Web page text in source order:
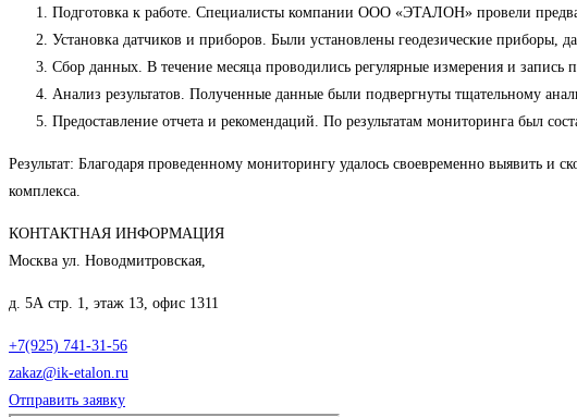
Подготовка к работе. Специалисты компании ООО «ЭТАЛОН» провели
Установка датчиков и приборов. Были установлены геодезические приборы,
Сбор данных. В течение месяца проводились регулярные измерения и запись
Анализ результатов. Полученные данные были подвергнуты тщательному
Предоставление отчета и рекомендаций. По результатам мониторинга был
Результат: Благодаря проведенному мониторингу удалось своевременно выявить и
комплекса.
КОНТАКТНАЯ ИНФОРМАЦИЯ
Москва ул. Новодмитровская,
д. 5А стр. 1, этаж 13, офис 1311
+7(925) 741-31-56
zakaz@ik-etalon.ru
Отправить заявку